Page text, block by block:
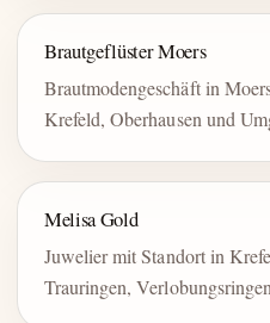
Brautgeflüster Moers
Brautmodengeschäft in
Krefeld, Oberhausen und
Melisa Gold
Juwelier mit Standort in
Trauringen,